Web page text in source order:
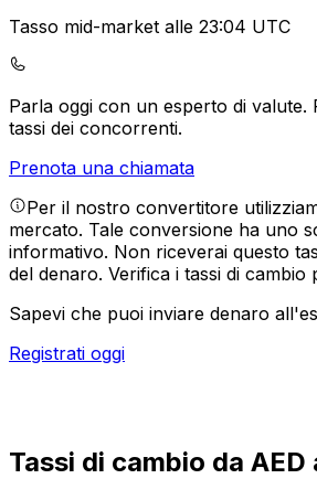
Tasso mid-market alle 23:04 UTC
Parla oggi con un esperto di valute.
tassi dei concorrenti.
Prenota una chiamata
Per il nostro convertitore
mercato. Tale conversione ha uno
informativo. Non riceverai questo
del denaro. Verifica i tassi di cambio
Sapevi che puoi inviare denaro
Registrati oggi
Tassi di cambio da AED